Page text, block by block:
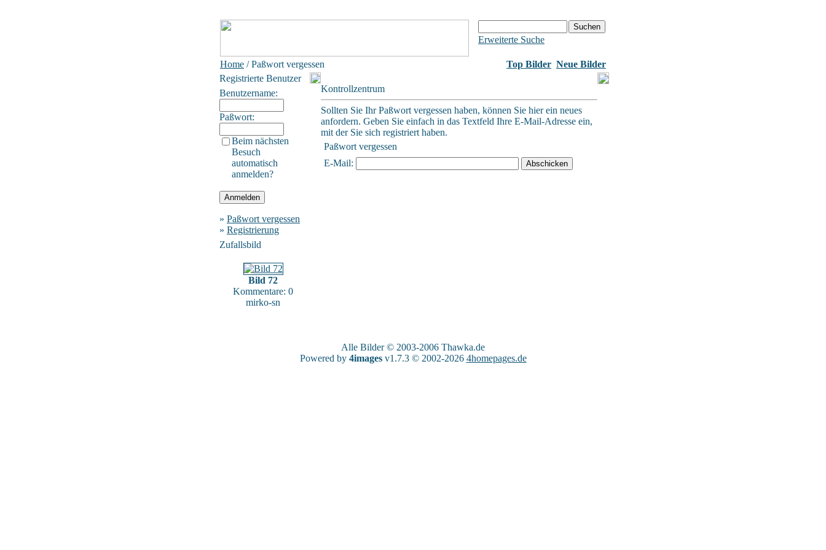
Erweiterte Suche
Home / Paßwort vergessen Top Bilder Neue Bilder
Registrierte Benutzer
Benutzername:
Paßwort:
Beim nächsten
Besuch
automatisch
anmelden?
» Paßwort vergessen
» Registrierung
Zufallsbild
Bild 72
Kommentare: 0
mirko-sn
Kontrollzentrum
Sollten Sie Ihr Paßwort vergessen haben, können Sie hier ein neues
anfordern. Geben Sie einfach in das Textfeld Ihre E-Mail-Adresse ein,
mit der Sie sich registriert haben.
Paßwort vergessen
E-Mail:
Alle Bilder © 2003-2006 Thawka.de
Powered by 4imagesv1.7.3 © 2002-2026 4homepages.de